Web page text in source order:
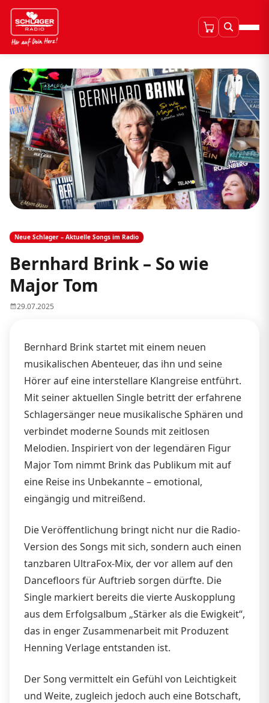
Neue Schlager – Aktuelle Songs im Radio
Bernhard Brink – So wie
Major Tom
29.07.2025
Bernhard Brink startet mit einem neuen
musikalischen Abenteuer, das ihn und seine
Hörer auf eine interstellare Klangreise entführt.
Mit seiner aktuellen Single betritt der erfahrene
Schlagersänger neue musikalische Sphären und
verbindet moderne Sounds mit zeitlosen
Melodien. Inspiriert von der legendären Figur
Major Tom nimmt Brink das Publikum mit auf
eine Reise ins Unbekannte – emotional,
eingängig und mitreißend.
Die Veröffentlichung bringt nicht nur die Radio-
Version des Songs mit sich, sondern auch einen
tanzbaren UltraFox-Mix, der vor allem auf den
Dancefloors für Auftrieb sorgen dürfte. Die
Single markiert bereits die vierte Auskopplung
aus dem Erfolgsalbum „Stärker als die Ewigkeit“,
das in enger Zusammenarbeit mit Produzent
Henning Verlage entstanden ist.
Der Song vermittelt ein Gefühl von Leichtigkeit
und Weite, zugleich jedoch auch eine Botschaft,